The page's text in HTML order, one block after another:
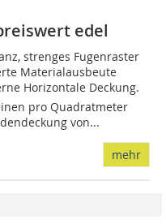
edel
strenges Fugenraster
Materialausbeute
Horizontale Deckung.
pro Quadratmeter
von...
mehr